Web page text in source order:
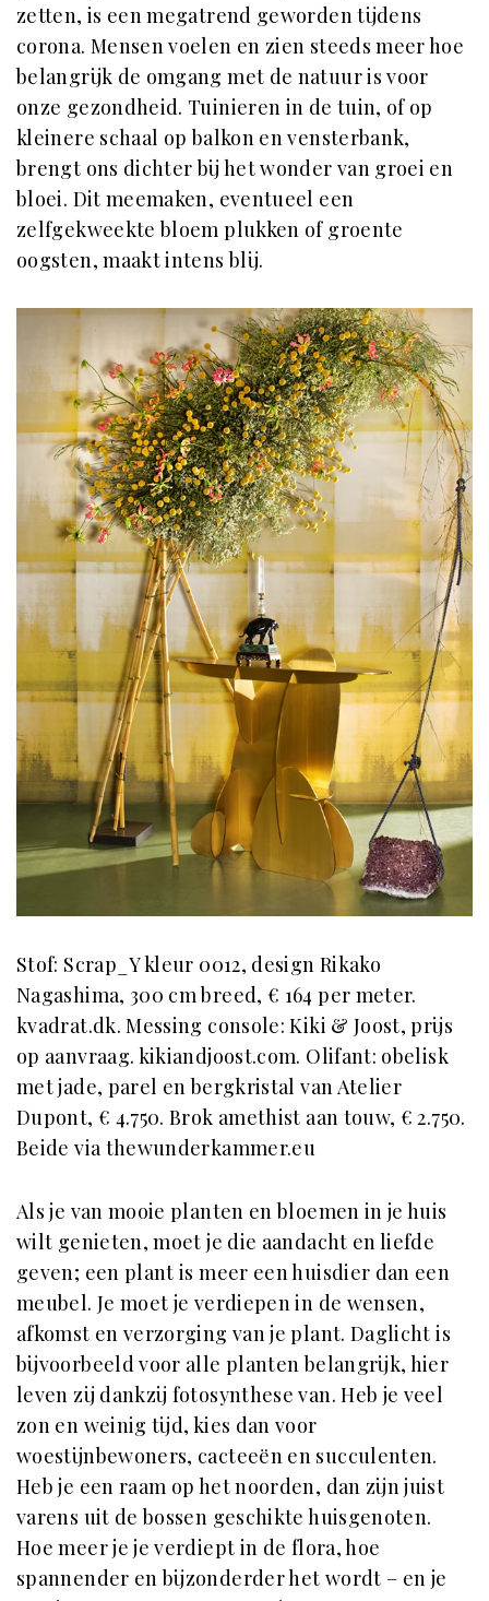
zetten, is een megatrend geworden tijdens
corona. Mensen voelen en zien steeds meer hoe
belangrijk de omgang met de natuur is voor
onze gezondheid. Tuinieren in de tuin, of op
kleinere schaal op balkon en vensterbank,
brengt ons dichter bij het wonder van groei en
bloei. Dit meemaken, eventueel een
zelfgekweekte bloem plukken of groente
oogsten, maakt intens blij.
Stof: Scrap_Y kleur 0012, design Rikako
Nagashima, 300 cm breed, € 164 per meter.
kvadrat.dk. Messing console: Kiki & Joost, prijs
op aanvraag. kikiandjoost.com. Olifant: obelisk
met jade, parel en bergkristal van Atelier
Dupont, € 4.750. Brok amethist aan touw, € 2.750.
Beide via thewunderkammer.eu
Als je van mooie planten en bloemen in je huis
wilt genieten, moet je die aandacht en liefde
geven; een plant is meer een huisdier dan een
meubel. Je moet je verdiepen in de wensen,
afkomst en verzorging van je plant. Daglicht is
bijvoorbeeld voor alle planten belangrijk, hier
leven zij dankzij fotosynthese van. Heb je veel
zon en weinig tijd, kies dan voor
woestijnbewoners, cacteeën en succulenten.
Heb je een raam op het noorden, dan zijn juist
varens uit de bossen geschikte huisgenoten.
Hoe meer je je verdiept in de flora, hoe
spannender en bijzonderder het wordt – en je